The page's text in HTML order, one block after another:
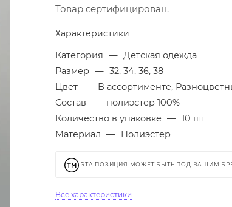
Товар сертифицирован.
Характеристики
Категория — Детская одежда
Размер — 32, 34, 36, 38
Цвет — В ассортименте,
Состав — полиэстер 100%
Количество в упаковке — 10 шт
Материал — Полиэстер
ЭТА ПОЗИЦИЯ МОЖЕТ БЫТЬ ПОД ВАШИМ
Все характеристики